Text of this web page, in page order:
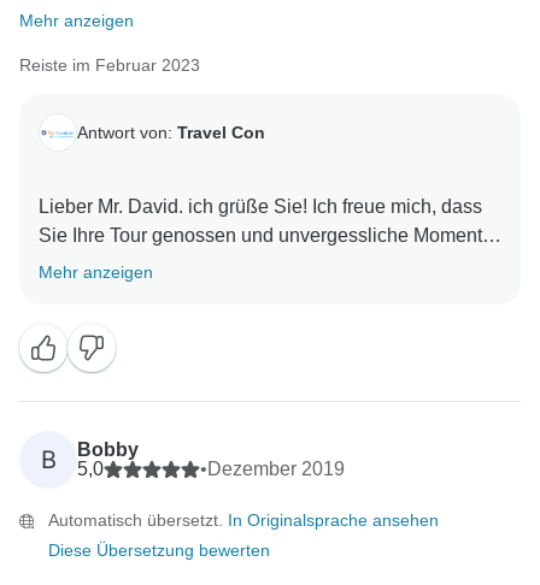
Mehr anzeigen
Reiste im Februar 2023
Antwort von: Travel Con
Lieber Mr. David. ich grüße Sie! Ich freue mich, dass
Sie Ihre Tour genossen und unvergessliche Momente
mitgebracht haben. Vielen Dank, dass Sie sich die
uns darauf, Sie im Norden Indiens begrüßen zu
Mehr anzeigen
B
Bobby
5,0
•Dezember 2019
Automatisch übersetzt. In Originalsprache ansehen
Diese Übersetzung bewerten